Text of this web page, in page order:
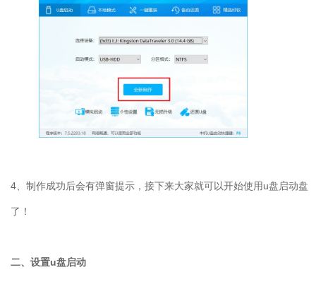
4 、制作成功后会有弹窗提示，接下来大家就可以开始使用u盘启动盘
了！
二、设置u盘启动